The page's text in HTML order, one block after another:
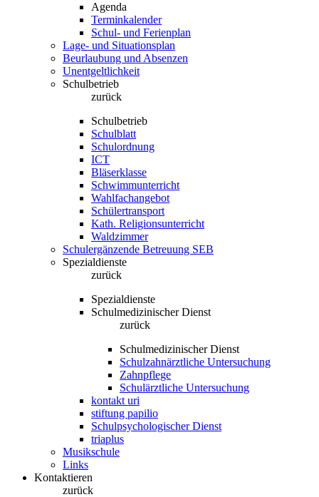
Agenda
Terminkalender
Schul- und Ferienplan
Lage- und Situationsplan
Beurlaubung und Absenzen
Unentgeltlichkeit
Schulbetrieb
zurück
Schulbetrieb
Schulblatt
Schulordnung
ICT
Bläserklasse
Schwimmunterricht
Wahlfachangebot
Schülertransport
Kath. Religionsunterricht
Waldzimmer
Schulergänzende Betreuung SEB
Spezialdienste
zurück
Spezialdienste
Schulmedizinischer Dienst
zurück
Schulmedizinischer Dienst
Schulzahnärztliche Untersuchung
Zahnpflege
Schulärztliche Untersuchung
kontakt uri
stiftung papilio
Schulpsychologischer Dienst
triaplus
Musikschule
Links
Kontaktieren
zurück